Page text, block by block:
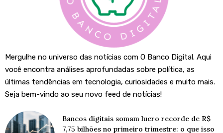
Mergulhe no universo das notícias com O Banco Digital. Aqui
você encontra análises aprofundadas sobre política, as
últimas tendências em tecnologia, curiosidades e muito mais.
Seja bem-vindo ao seu novo feed de notícias!
Bancos digitais somam lucro recorde de R$
7,75 bilhões no primeiro trimestre: o que isso